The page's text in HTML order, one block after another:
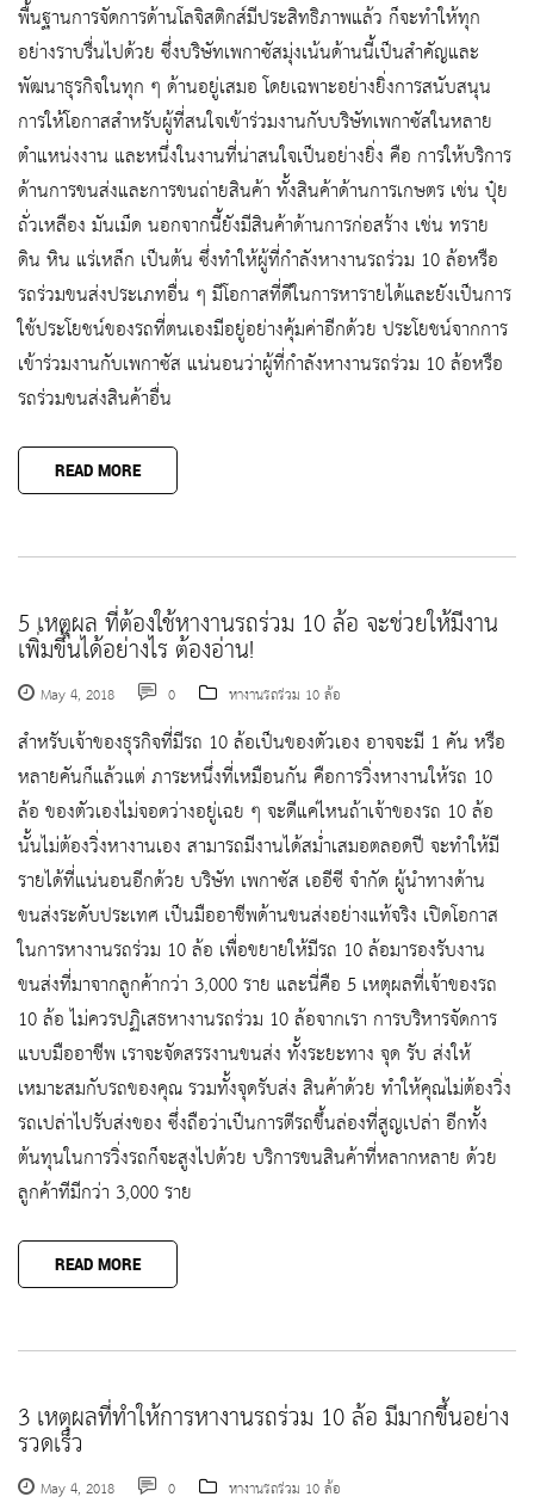
พื้นฐานการจัดการด้านโลจิสติกส์มีประสิทธิภาพแล้ว ก็จะทำให้ทุก
อย่างราบรื่นไปด้วย ซึ่งบริษัทเพกาซัสมุ่งเน้นด้านนี้เป็นสำคัญและ
พัฒนาธุรกิจในทุก ๆ ด้านอยู่เสมอ โดยเฉพาะอย่างยิ่งการสนับสนุน
การให้โอกาสสำหรับผู้ที่สนใจเข้าร่วมงานกับบริษัทเพกาซัสในหลาย
ตำแหน่งงาน และหนึ่งในงานที่น่าสนใจเป็นอย่างยิ่ง คือ การให้บริการ
ด้านการขนส่งและการขนถ่ายสินค้า ทั้งสินค้าด้านการเกษตร เช่น ปุ๋ย
ถั่วเหลือง มันเม็ด นอกจากนี้ยังมีสินค้าด้านการก่อสร้าง เช่น ทราย
ดิน หิน แร่เหล็ก เป็นต้น ซึ่งทำให้ผู้ที่กำลังหางานรถร่วม 10 ล้อหรือ
รถร่วมขนส่งประเภทอื่น ๆ มีโอกาสที่ดีในการหารายได้และยังเป็นการ
ใช้ประโยชน์ของรถที่ตนเองมีอยู่อย่างคุ้มค่าอีกด้วย ประโยชน์จากการ
เข้าร่วมงานกับเพกาซัส แน่นอนว่าผู้ที่กำลังหางานรถร่วม 10 ล้อหรือ
รถร่วมขนส่งสินค้าอื่น
READ MORE
5 เหตุผล ที่ต้องใช้หางานรถร่วม 10 ล้อ จะช่วยให้มีงาน
เพิ่มขึ้นได้อย่างไร ต้องอ่าน!
May 4, 2018 0 หางานรถร่วม 10 ล้อ
สำหรับเจ้าของธุรกิจที่มีรถ 10 ล้อเป็นของตัวเอง อาจจะมี 1 คัน หรือ
หลายคันก็แล้วแต่ ภาระหนึ่งที่เหมือนกัน คือการวิ่งหางานให้รถ 10
ล้อ ของตัวเองไม่จอดว่างอยู่เฉย ๆ จะดีแค่ไหนถ้าเจ้าของรถ 10 ล้อ
นั้นไม่ต้องวิ่งหางานเอง สามารถมีงานได้สม่ำเสมอตลอดปี จะทำให้มี
รายได้ที่แน่นอนอีกด้วย บริษัท เพกาซัส เออีซี จำกัด ผู้นำทางด้าน
ขนส่งระดับประเทศ เป็นมืออาชีพด้านขนส่งอย่างแท้จริง เปิดโอกาส
ในการหางานรถร่วม 10 ล้อ เพื่อขยายให้มีรถ 10 ล้อมารองรับงาน
ขนส่งที่มาจากลูกค้ากว่า 3,000 ราย และนี่คือ 5 เหตุผลที่เจ้าของรถ
10 ล้อ ไม่ควรปฏิเสธหางานรถร่วม 10 ล้อจากเรา การบริหารจัดการ
แบบมืออาชีพ เราจะจัดสรรงานขนส่ง ทั้งระยะทาง จุด รับ ส่งให้
เหมาะสมกับรถของคุณ รวมทั้งจุดรับส่ง สินค้าด้วย ทำให้คุณไม่ต้องวิ่ง
รถเปล่าไปรับส่งของ ซึ่งถือว่าเป็นการตีรถขึ้นล่องที่สูญเปล่า อีกทั้ง
ต้นทุนในการวิ่งรถก็จะสูงไปด้วย บริการขนสินค้าที่หลากหลาย ด้วย
ลูกค้าทีมีกว่า 3,000 ราย
READ MORE
3 เหตุผลที่ทำให้การหางานรถร่วม 10 ล้อ มีมากขึ้นอย่าง
รวดเร็ว
May 4, 2018 0 หางานรถร่วม 10 ล้อ